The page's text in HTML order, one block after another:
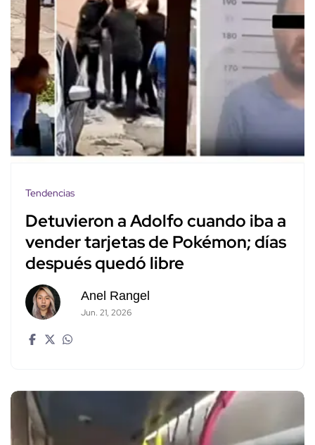
Tendencias
Detuvieron a Adolfo cuando iba a
vender tarjetas de Pokémon; días
después quedó libre
Anel Rangel
Jun. 21, 2026